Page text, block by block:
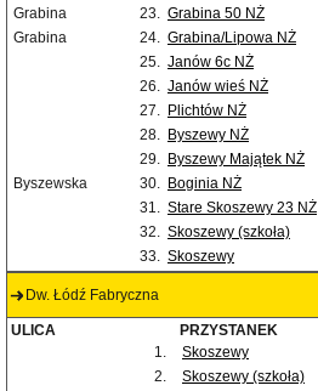
Grabina
23. Grabina 50 NŻ
Grabina
24. Grabina/Lipowa NŻ
25. Janów 6c NŻ
26. Janów wieś NŻ
27. Plichtów NŻ
28. Byszewy NŻ
29. Byszewy Majątek NŻ
Byszewska
30. Boginia NŻ
31. Stare Skoszewy 23 NŻ
32. Skoszewy (szkoła)
33. Skoszewy
Dw. Łódź Fabryczna
ULICA PRZYSTANEK
1.
Skoszewy
2.
Skoszewy (szkoła)